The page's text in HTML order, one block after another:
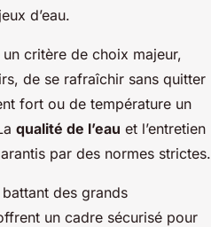
d’eau.
critère de choix majeur,
de se rafraîchir sans quitter
fort ou de température un
qualité de l’eau et l’entretien
par des normes strictes.
des grands
un cadre sécurisé pour